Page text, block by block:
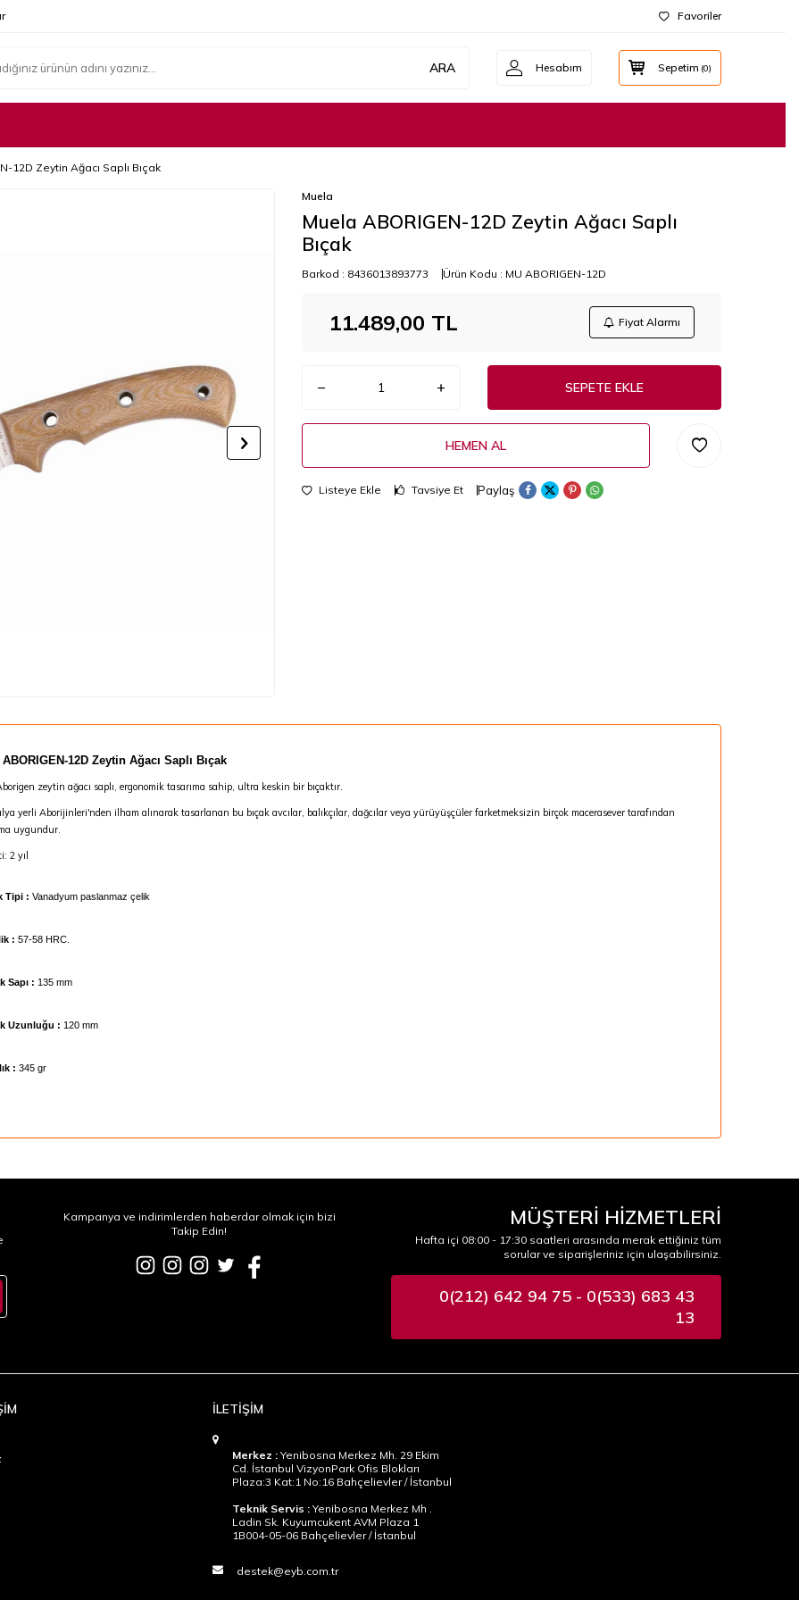
Favoriler
ARA Hesabım Sepetim (0)
12D Zeytin Ağacı Saplı Bıçak
Muela
Muela ABORIGEN-12D Zeytin Ağacı Saplı
Bıçak
Barkod : 8436013893773 Ürün Kodu : MU ABORIGEN-12D
11.489,00 TL Fiyat Alarmı
SEPETE EKLE
HEMEN AL
Listeye Ekle Tavsiye Et Paylaş
12D Zeytin Ağacı Saplı Bıçak
zeytin ağacı saplı, ergonomik tasarıma sahip, ultra keskin bir bıçaktır.
yerli Aborijinleri'nden ilham alınarak tasarlanan bu bıçak avcılar, balıkçılar, dağcılar veya yürüyüşçüler farketmeksizin birçok macerasever tarafından
uygundur.
2 yıl
Tipi : Vanadyum paslanmaz çelik
: 57-58 HRC.
Sapı : 135 mm
Uzunluğu : 120 mm
: 345 gr
Kampanya ve indirimlerden haberdar olmak için bizi
Takip Edin!
MÜŞTERİ HİZMETLERİ
Hafta içi 08:00 - 17:30 saatleri arasında merak ettiğiniz tüm
sorular ve siparişleriniz için ulaşabilirsiniz.
0(212) 642 94 75 - 0(533) 683 43
13
İLETİŞİM
Merkez : Yenibosna Merkez Mh. 29 Ekim
Cd. İstanbul VizyonPark Ofis Blokları
Plaza:3 Kat:1 No:16 Bahçelievler / İstanbul
Teknik Servis : Yenibosna Merkez Mh .
Ladin Sk. Kuyumcukent AVM Plaza 1
1B004-05-06 Bahçelievler / İstanbul
destek@eyb.com.tr